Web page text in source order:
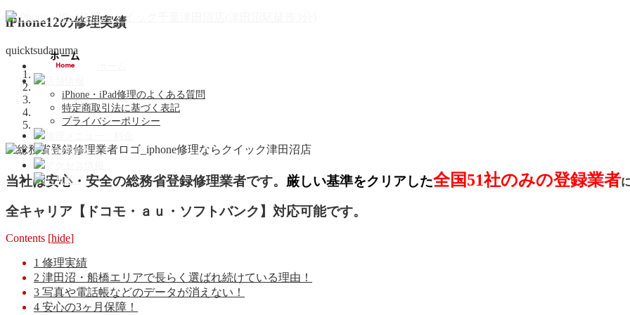
iPhone・iPad修理のよくある質問
特定商取引法に基づく表記
プライバシーポリシー
5つの特徴
お見積り
iPhone12の修理実績
quicktsudanuma
当社は安心・安全の総務省登録修理業者です。 厳しい基準をクリアした全国51社のみの登録業者
全キャリア【ドコモ・ａｕ・ソフトバンク】対応可能です。
Contents [hide]
1 修理実績
2 津田沼・船橋エリアで長らく選ばれ続けている理由！
3 写真や電話帳などのデータが消えない！
4 安心の3ヶ月保障！